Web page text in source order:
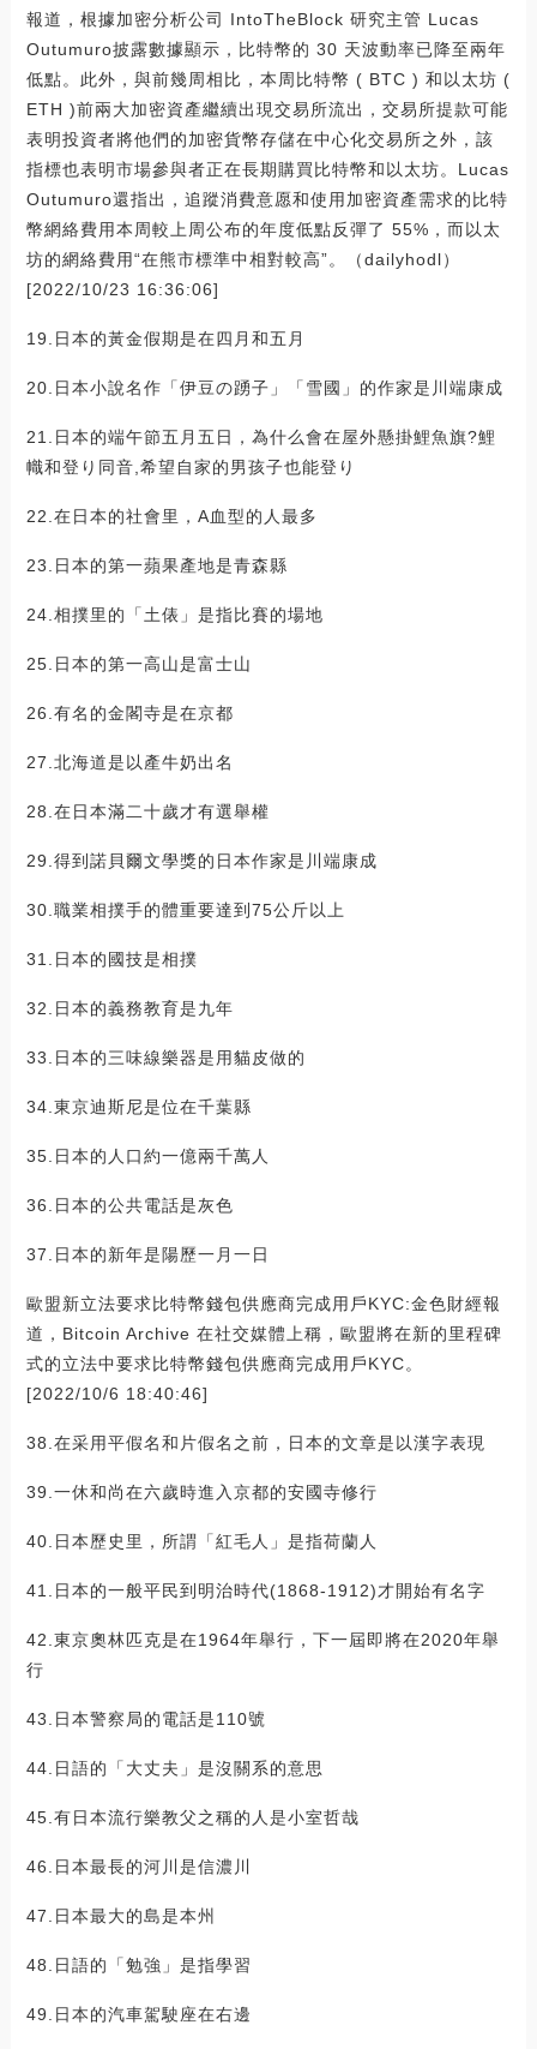
報道，根據加密分析公司 IntoTheBlock 研究主管 Lucas
Outumuro披露數據顯示，比特幣的 30 天波動率已降至兩年
低點。此外，與前幾周相比，本周比特幣 ( BTC ) 和以太坊 (
ETH )前兩大加密資產繼續出現交易所流出，交易所提款可能
表明投資者將他們的加密貨幣存儲在中心化交易所之外，該
指標也表明市場參與者正在長期購買比特幣和以太坊。Lucas
Outumuro還指出，追蹤消費意愿和使用加密資產需求的比特
幣網絡費用本周較上周公布的年度低點反彈了 55%，而以太
坊的網絡費用“在熊市標準中相對較高”。（dailyhodl）
[2022/10/23 16:36:06]
19.日本的黃金假期是在四月和五月
20.日本小說名作「伊豆の踴子」「雪國」的作家是川端康成
21.日本的端午節五月五日，為什么會在屋外懸掛鯉魚旗?鯉
幟和登り同音,希望自家的男孩子也能登り
22.在日本的社會里，A血型的人最多
23.日本的第一蘋果產地是青森縣
24.相撲里的「土俵」是指比賽的場地
25.日本的第一高山是富士山
26.有名的金閣寺是在京都
27.北海道是以產牛奶出名
28.在日本滿二十歲才有選舉權
29.得到諾貝爾文學獎的日本作家是川端康成
30.職業相撲手的體重要達到75公斤以上
31.日本的國技是相撲
32.日本的義務教育是九年
33.日本的三味線樂器是用貓皮做的
34.東京迪斯尼是位在千葉縣
35.日本的人口約一億兩千萬人
36.日本的公共電話是灰色
37.日本的新年是陽歷一月一日
歐盟新立法要求比特幣錢包供應商完成用戶KYC:金色財經報
道，Bitcoin Archive 在社交媒體上稱，歐盟將在新的里程碑
式的立法中要求比特幣錢包供應商完成用戶KYC。
[2022/10/6 18:40:46]
38.在采用平假名和片假名之前，日本的文章是以漢字表現
39.一休和尚在六歲時進入京都的安國寺修行
40.日本歷史里，所謂「紅毛人」是指荷蘭人
41.日本的一般平民到明治時代(1868-1912)才開始有名字
42.東京奧林匹克是在1964年舉行，下一屆即將在2020年舉
行
43.日本警察局的電話是110號
44.日語的「大丈夫」是沒關系的意思
45.有日本流行樂教父之稱的人是小室哲哉
46.日本最長的河川是信濃川
47.日本最大的島是本州
48.日語的「勉強」是指學習
49.日本的汽車駕駛座在右邊